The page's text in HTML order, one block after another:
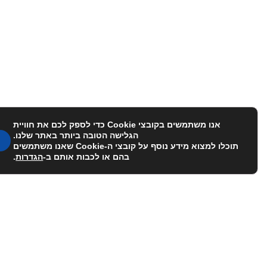
אנו משתמשים בקובצי Cookie כדי לספק לכם את חוויית
הגלישה הטובה ביותר באתר שלנו.
תוכלו למצוא מידע נוסף על קובצי ה-Cookie שאנו משתמשים
בהם או לכבות אותם ב-הגדרות.